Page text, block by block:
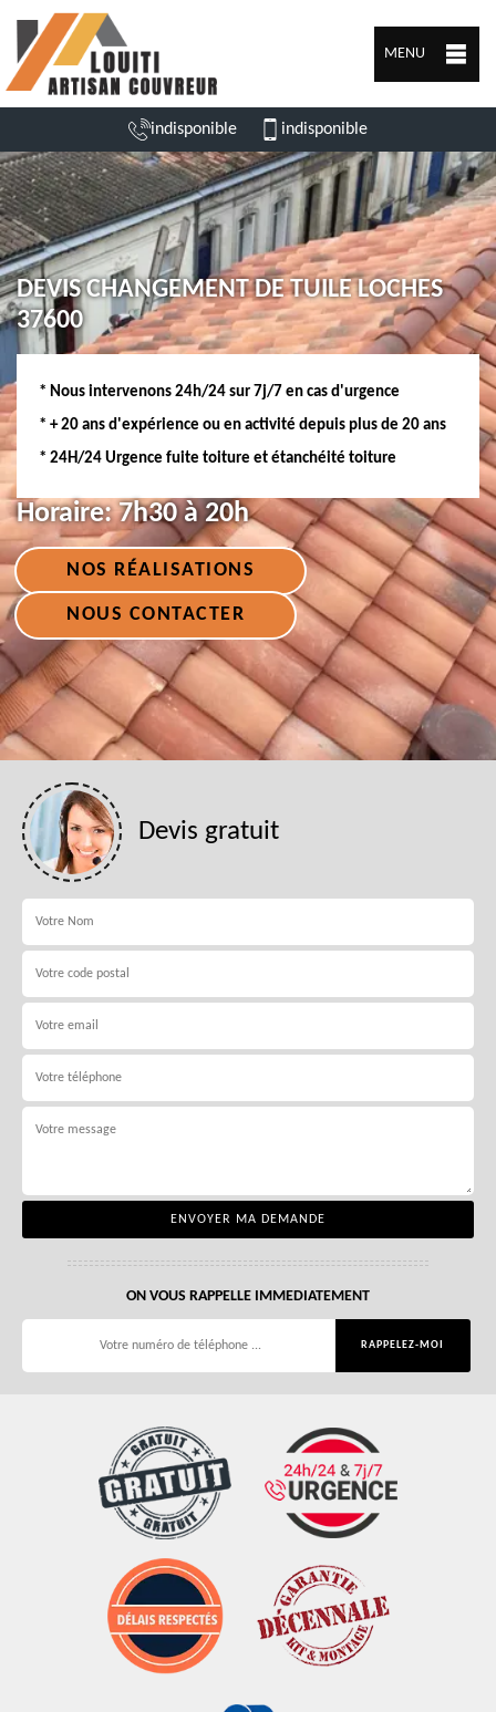
MENU
indisponible indisponible
DEVIS CHANGEMENT DE TUILE LOCHES
37600
* Nous intervenons 24h/24 sur 7j/7 en cas d'urgence
* + 20 ans d'expérience ou en activité depuis plus de 20 ans
* 24H/24 Urgence fuite toiture et étanchéité toiture
Horaire:7h30 à 20h
NOS RÉALISATIONS
NOUS CONTACTER
Devis gratuit
ON VOUS RAPPELLE IMMEDIATEMENT